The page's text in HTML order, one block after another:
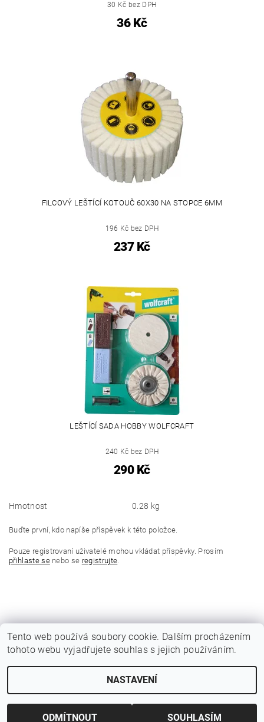
30 Kč bez DPH
36 Kč
FILCOVÝ LEŠTÍCÍ KOTOUČ 60X30 NA STOPCE 6MM
196 Kč bez DPH
237 Kč
LEŠTÍCÍ SADA HOBBY WOLFCRAFT
240 Kč bez DPH
290 Kč
Hmotnost 0.28 kg
Buďte první, kdo napíše příspěvek k této položce.
Pouze registrovaní uživatelé mohou vkládat příspěvky. Prosím
přihlaste senebo se registrujte
Katalogy Autogen Chotěboř Původní eshop rulik.cz
2026 © Jiří Rulík Chrudim, všechna práva vyhrazenaUpravit nastavení cookies
Tento web používá soubory cookie. Dalším procházením
tohoto webu vyjadřujete souhlas s jejich používáním.
NASTAVENÍ
ODMÍTNOUT SOUHLASÍM